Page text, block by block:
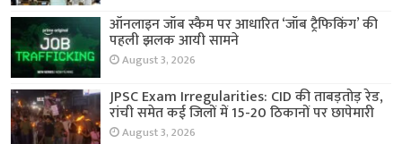
ऑनलाइन जॉब स्कैम पर आधारित ‘जॉब ट्रैफिकिंग’ की
पहली झलक आयी सामने
August 3, 2026
JPSC Exam Irregularities: CID की ताबड़तोड़ रेड,
रांची समेत कई जिलों में 15-20 ठिकानों पर छापेमारी
August 3, 2026